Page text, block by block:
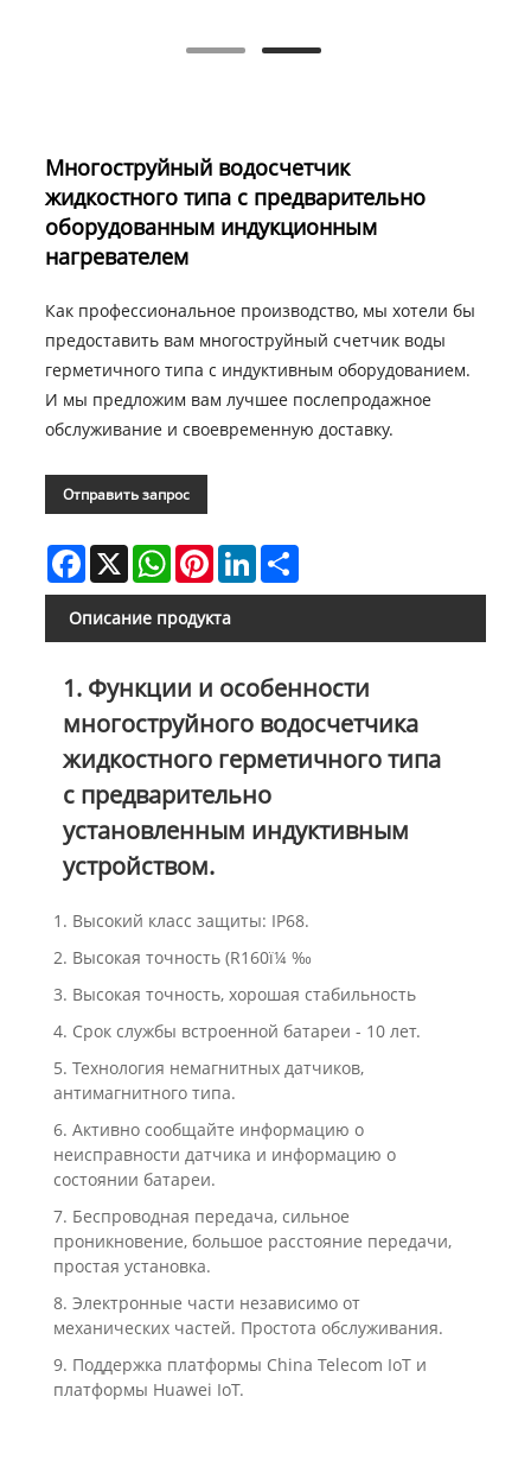
Многоструйный водосчетчик
жидкостного типа с предварительно
оборудованным индукционным
нагревателем
Как профессиональное производство, мы хотели бы
предоставить вам многоструйный счетчик воды
герметичного типа с индуктивным оборудованием.
И мы предложим вам лучшее послепродажное
обслуживание и своевременную доставку.
Отправить запрос
Facebook
X WhatsAppPinterestLinkedInShare
Описание продукта
1. Функции и особенности
многоструйного водосчетчика
жидкостного герметичного типа
с предварительно
установленным индуктивным
устройством.
1. Высокий класс защиты: IP68.
2. Высокая точность (R160ï¼ ‰
3. Высокая точность, хорошая стабильность
4. Срок службы встроенной батареи - 10 лет.
5. Технология немагнитных датчиков,
антимагнитного типа.
6. Активно сообщайте информацию о
неисправности датчика и информацию о
состоянии батареи.
7. Беспроводная передача, сильное
проникновение, большое расстояние передачи,
простая установка.
8. Электронные части независимо от
механических частей. Простота обслуживания.
9. Поддержка платформы China Telecom IoT и
платформы Huawei IoT.